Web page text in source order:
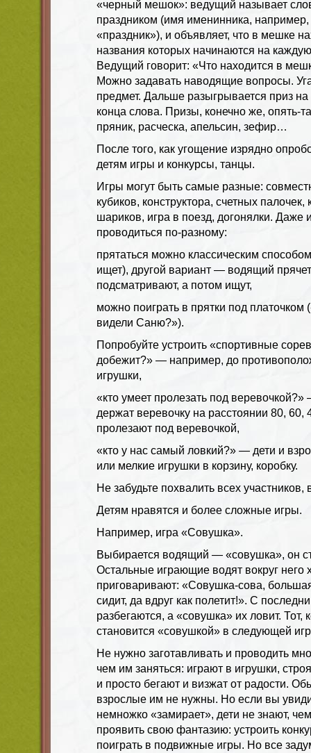
«черный мешок»: ведущий называет
праздником (имя именинника,
«праздник»), и объявляет, что в мешке
названия которых начинаются на
Ведущий говорит: «Что находится в
Можно задавать наводящие вопросы.
предмет. Дальше разыгрывается приз на
конца слова. Призы, конечно же, опять-
пряник, расческа, апельсин, зефир…
После того, как угощение изрядно
детям игры и конкурсы, танцы.
Игры могут быть самые разные:
кубиков, конструктора, счетных
шариков, игра в поезд, догонялки. Даже
проводиться по-разному:
прятаться можно классическим
ищет), другой вариант — водящий
подсматривают, а потом ищут,
можно поиграть в прятки под
видели Саню?»).
Попробуйте устроить «спортивные
добежит?» — например, до
игрушки,
«кто умеет пролезать под
держат веревочку на расстоянии 80, 60,
пролезают под веревочкой,
«кто у нас самый ловкий?» — дети и
или мелкие игрушки в корзину, коробку.
Не забудьте похвалить всех участников,
Детям нравятся и более сложные игры.
Например, игра «Совушка».
Выбирается водящий — «совушка», он
Остальные играющие водят вокруг него
приговаривают: «Совушка-сова,
сидит, да вдруг как полетит!». С
разбегаются, а «совушка» их ловит.
становится «совушкой» в следующей
Не нужно заготавливать и проводить
чем им заняться: играют в игрушки,
и просто бегают и визжат от радости.
взрослые им не нужны. Но если вы
немножко «замирает», дети не знают,
проявить свою фантазию: устроить
поиграть в подвижные игры. Но все